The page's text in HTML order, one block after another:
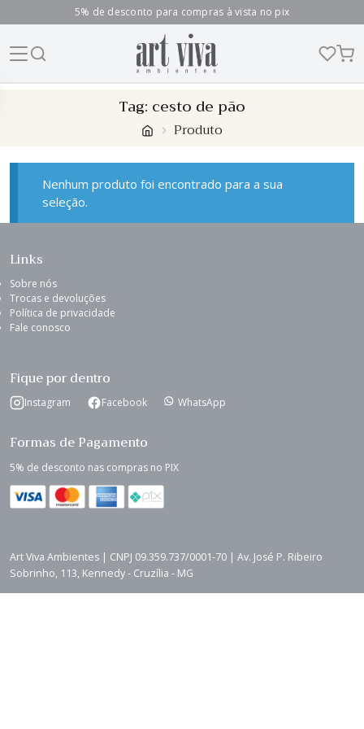
5% de desconto para compras à vista no pix
Tag: cesto de pão
Produto
Nenhum produto foi encontrado para a sua
seleção.
Links
Sobre nós
Trocas e devoluções
Política de privacidade
Fale conosco
Fique por dentro
Instagram Facebook WhatsApp
Formas de Pagamento
5% de desconto nas compras no PIX
Art Viva Ambientes | CNPJ 09.359.737/0001-70 | Av. José P. Ribeiro
Sobrinho, 113, Kennedy - Cruzília - MG